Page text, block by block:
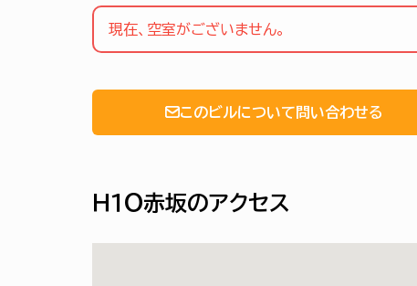
現在、空室がございません。
このビルについて問い合わせる
Ｈ１Ｏ赤坂のアクセス